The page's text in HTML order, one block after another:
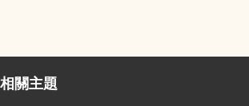
相關主題